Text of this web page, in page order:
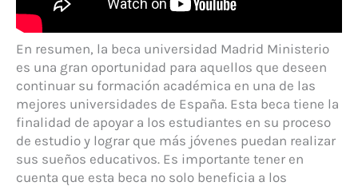
En resumen, la beca universidad Madrid Ministerio
es una gran oportunidad para aquellos que deseen
continuar su formación académica en una de las
mejores universidades de España. Esta beca tiene la
finalidad de apoyar a los estudiantes en su proceso
de estudio y lograr que más jóvenes puedan realizar
sus sueños educativos. Es importante tener en
cuenta que esta beca no solo beneficia a los